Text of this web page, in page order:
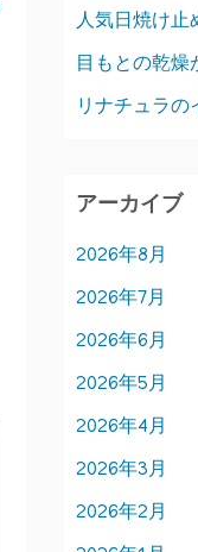
人気日焼け止
目もとの乾燥
リナチュラの
アーカイブ
2026年8月
2026年7月
2026年6月
2026年5月
2026年4月
2026年3月
2026年2月